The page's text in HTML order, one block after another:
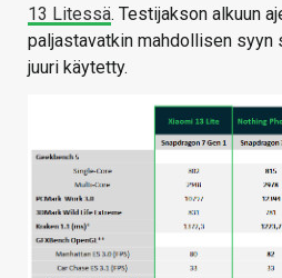
13 Litessä. Testijakson alkuun
paljastavatkin mahdollisen
juuri käytetty.